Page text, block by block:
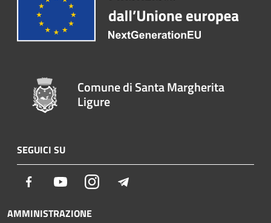
Comune di Santa Margherita
Ligure
SEGUICI SU
Facebook YoutubeInstagram
AMMINISTRAZIONE